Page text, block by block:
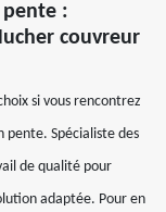
:
couvreur
si vous rencontrez
pente. Spécialiste des
de qualité pour
adaptée. Pour en